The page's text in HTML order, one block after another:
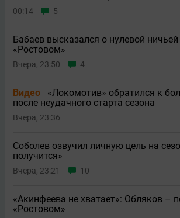
00:14 5
Бабаев высказался о нулевой
«Ростовом»
Вчера, 23:50 4
Видео
«Локомотив» обратился к
после неудачного старта сезона
Вчера, 23:36
Соболев озвучил личную цель на
получится»
Вчера, 23:21 10
«Акинфеева не хватает»: Обляков –
«Ростовом»